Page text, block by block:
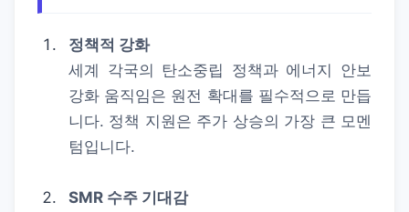
정책적 강화
세계 각국의 탄소중립 정책과 에너지 안보
강화 움직임은 원전 확대를 필수적으로 만듭
니다. 정책 지원은 주가 상승의 가장 큰 모멘
텀입니다.
SMR 수주 기대감